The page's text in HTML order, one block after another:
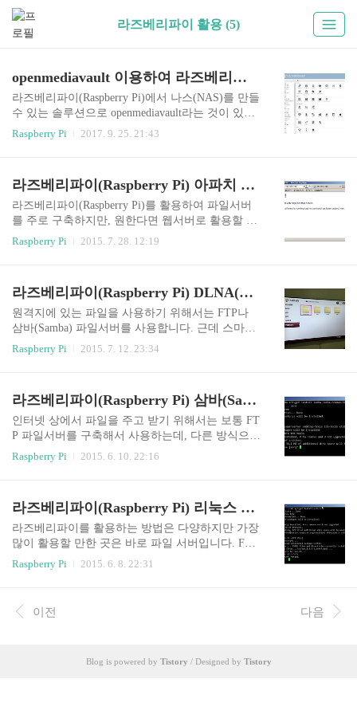
라즈베리파이 활용 (5)
openmediavault 이용하여 라즈베리파이 나스(NAS) 만들기 (FTP 파일서버 구축 방법)
라즈베리파이(Raspberry Pi)에서 나스(NAS)를 만들
수 있는 솔루션으로 openmediavault라는 것이 있습
니다. 리눅스 기반으로 성능이 좋고, 웹 관리자 모
드를 제공하기 때문에 편리하며, 플러그인으로 기
하는 방법을 간략히 설명합니다. 라즈베리파이 NA
S 구축 방법 (openmediavault 사용법) 0.테스트 환
경: 라즈베리파이2, 5V 2A 전원 어댑터, Micro SD
이상의 전원 어댑터를 사용해야 합니다. SD 카드는
Raspberry Pi 2017. 9. 25. 21:43
라즈베리파이(Raspberry Pi) 아파치 웹서버(Apache Web Server) 설치방법 (리눅스 라즈비안 웹서버 구축)
라즈베리파이(Raspberry Pi)를 활용하여 파일서버
를 주로 구축하지만, 원한다면 웹서버로 활용할 수
도 있습니다. 이번에는 라즈베리파이에 아파치 웹
서버를 설치하는 방법을 알아보겠습니다. 라즈베
he2 ps -ef | grep apache 위 명령을 사용하면 아파치
웹서버가 제대로 설치되었는지 확인할 수 있습니
다. 웹 브라우저에 라즈베리파이 컴퓨터의 IP주소
아파치 웹서버가 정상 작동하는 것입니다. 2. 아파
Raspberry Pi 2015. 7. 28. 12:19
라즈베리파이(Raspberry Pi) DLNA(Minidlna) 미디어서버 만들기 (리눅스 홈네트워크 구축)
원격지에 있는 파일을 사용하기 위해서는 FTP나
삼바(Samba) 파일서버를 사용합니다. 근데 스마트
TV에서는 보통 FTP, 삼바서버에 접근할 수 없기 때
문에 홈네트워크 기술인 DLNA(Digital Living Netw
를 구축하는 방법을 알아보겠습니다. 라즈베리파
이 DLNA(Minidlna) 미디어서버 구축 방법 1. 라즈
베리파이에 minidlna를 설치한다. sudo apt-get instal
버가 제대로 설치되었는지 확인할 수 있습니다. 2.
Raspberry Pi 2015. 7. 12. 23:34
라즈베리파이(Raspberry Pi) 삼바(Samba) 서버 만들기 (라즈비안 파일서버 설치방법)
인터넷 상에서 파일을 주고 받기 위해서는 보통 FT
P 파일서버를 구축해서 사용하는데, 다른 방식으로
는 삼바(Samba)라는 것이 있습니다. FTP가 웹브라
우저나 전용 FTP클라이언트 프로그램을 사용하는
어서 참으로 편리한 방식입니다. FTP가 주로 외부
망에서 사용된다면 삼바는 집안에 있는 컴퓨터끼
리(내부망) 파일을 공유할 때 주로 사용됩니다. 그
고 사용하는 법을 알아보겠습니다. 라즈베리파이
한다. (samba, samba-common-bin을 함께 설치) sudo
apt-get install samb..
Raspberry Pi 2015. 6. 10. 22:16
라즈베리파이(Raspberry Pi) 리눅스 FTP 서버 만들기 (라즈비안 파일서버 설치방법)
라즈베리파이를 활용하는 방법은 다양하지만 가장
많이 활용할 만한 곳은 바로 파일 서버입니다. FTP
서버(vsftpd)를 설치를하면 라즈베리파이로 쉽게
파일서버를 구축할 수 있습니다. 라즈베리파이 FT
램(vsftpd)을 설치한다. sudo apt-get install vsftpd 2.
FTP서버 설정파일(/etc/vsftpd.conf)을 수정한다. sud
_local_user=YES chroot_list_enable=YES chroot_list_
Raspberry Pi 2015. 6. 8. 22:31
이전 다음
Blog is powered by Tistory / Designed by Tistory